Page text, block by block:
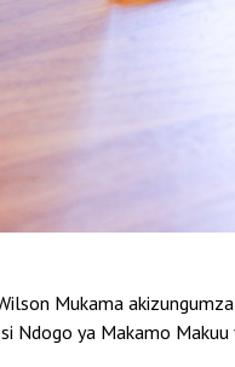
Mukama
Ndogo ya Makamo